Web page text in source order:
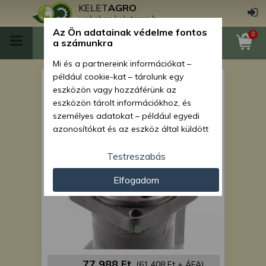
KELETAGRO
webshop.keletagro.hu
0
Force 108 Eco toronyforgató
hidromotor
Az Ön adatainak védelme fontos
a számunkra
Mi és a partnereink információkat –
például cookie-kat – tárolunk egy
eszközön vagy hozzáférünk az
eszközön tárolt információkhoz, és
személyes adatokat – például egyedi
azonosítókat és az eszköz által küldött
személyre szabott hirdetések és
tartalom nyújtásához, hirdetés- és
tartalomméréshez, nézettségi adatok
gyűjtéséhez, valamint termékek
kifejlesztéséhez és a termékek
javításához. Az Ön engedélyével mi és a
partnereink eszközleolvasásos
módszerrel szerzett pontos geolokációs
adatokat és azonosítási információkat
Testreszabás
Elfogadom